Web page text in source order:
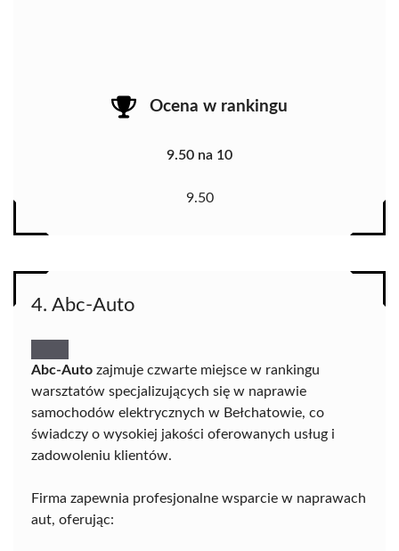
Ocena w rankingu
9.50 na 10
9.50
4. Abc-Auto
Abc-Auto zajmuje czwarte miejsce w rankingu
warsztatów specjalizujących się w naprawie
samochodów elektrycznych w Bełchatowie, co
świadczy o wysokiej jakości oferowanych usług i
zadowoleniu klientów.
Firma zapewnia profesjonalne wsparcie w naprawach
aut, oferując: